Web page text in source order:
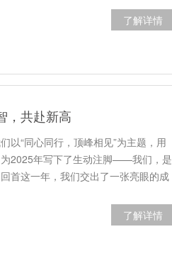
了解详情
，共赴新高
以“同心同行，顶峰相见”为主题，用
2025年写下了生动注脚——我们，是
首这一年，我们交出了一张亮眼的成
了解详情